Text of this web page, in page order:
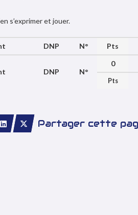
s’exprimer et jouer.
DNP N° Pts
DNP N°
0
Pts
Partager cette